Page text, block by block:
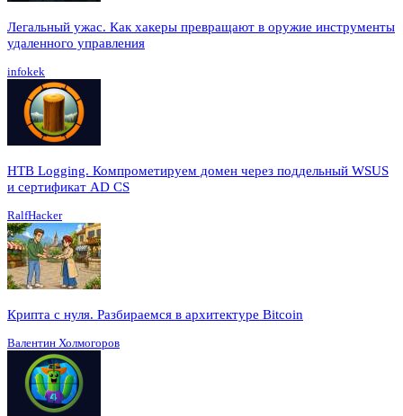
Легальный ужас. Как хакеры превращают в оружие инструменты
удаленного управления
infokek
HTB Logging. Компрометируем домен через поддельный WSUS
и сертификат AD CS
RalfHacker
Крипта с нуля. Разбираемся в архитектуре Bitcoin
Валентин Холмогоров